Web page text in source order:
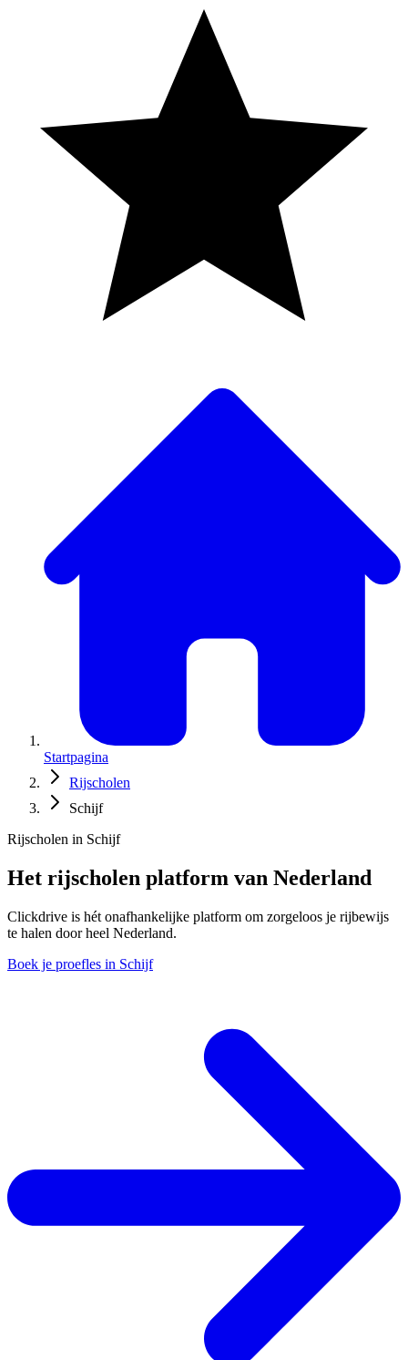
Startpagina
Rijscholen
Schijf
Rijscholen in Schijf
Het rijscholen platform van Nederland
Clickdrive is hét onafhankelijke platform om zorgeloos je rijbewijs
te halen door heel Nederland.
Boek je proefles in Schijf